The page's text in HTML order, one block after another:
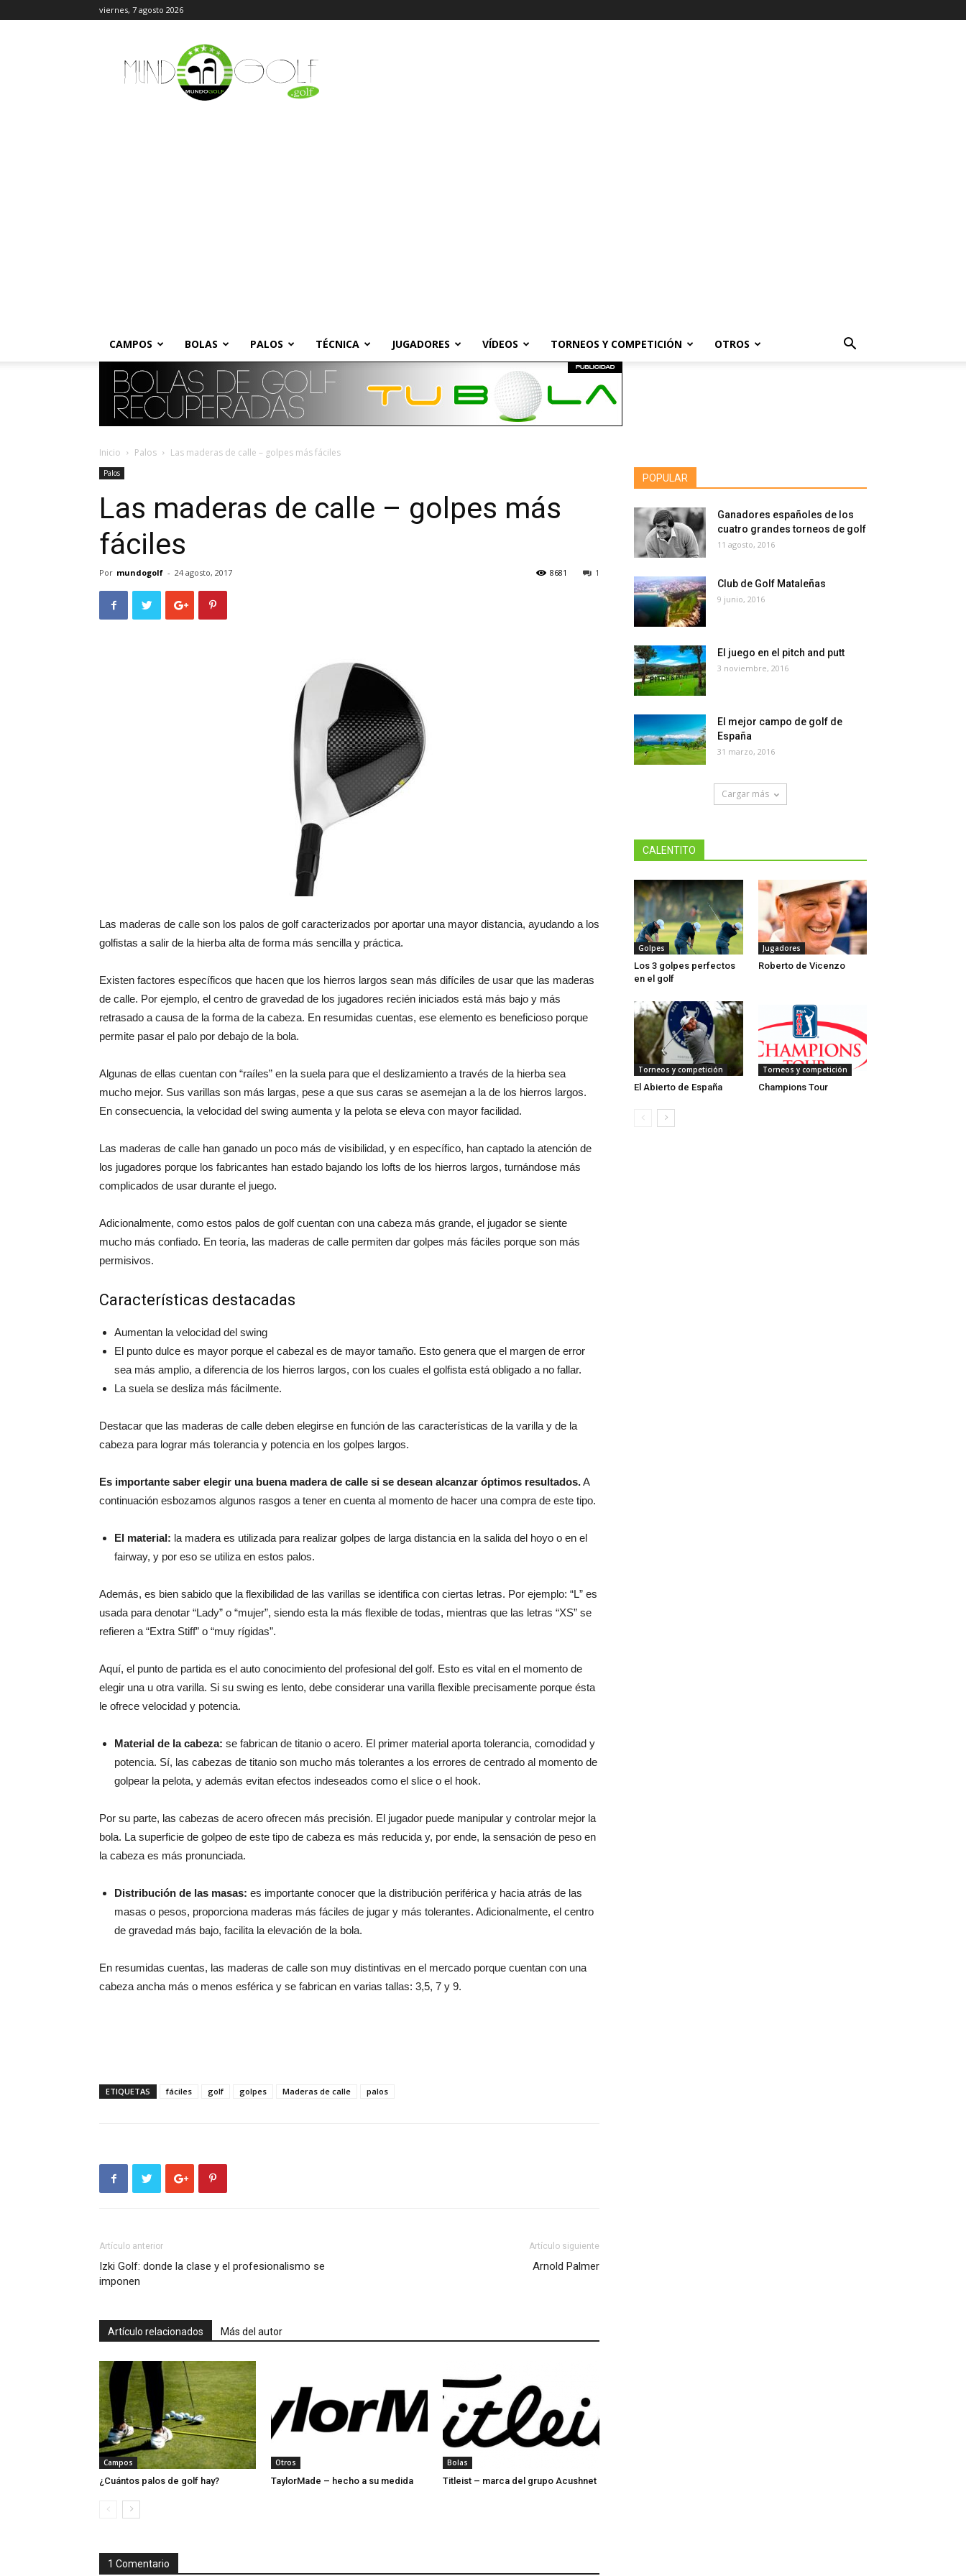
viernes, 7 agosto 2026
MundoGolf.golf
CAMPOS BOLAS PALOS TÉCNICA JUGADORES VÍDEOS TORNEOS Y COMPETICIÓN OTROS
Inicio Palos Las maderas de calle – golpes más fáciles
Palos
Las maderas de calle – golpes más
fáciles
Por mundogolf - 24 agosto, 2017 1
8681
Las maderas de calle son los palos de golf caracterizados por aportar una mayor distancia, ayudando a los
golfistas a salir de la hierba alta de forma más sencilla y práctica.
Existen factores específicos que hacen que los hierros largos sean más difíciles de usar que las maderas
de calle. Por ejemplo, el centro de gravedad de los jugadores recién iniciados está más bajo y más
retrasado a causa de la forma de la cabeza. En resumidas cuentas, ese elemento es beneficioso porque
permite pasar el palo por debajo de la bola.
Algunas de ellas cuentan con “raíles” en la suela para que el deslizamiento a través de la hierba sea
mucho mejor. Sus varillas son más largas, pese a que sus caras se asemejan a la de los hierros largos.
En consecuencia, la velocidad del swing aumenta y la pelota se eleva con mayor facilidad.
Las maderas de calle han ganado un poco más de visibilidad, y en específico, han captado la atención de
los jugadores porque los fabricantes han estado bajando los lofts de los hierros largos, turnándose más
complicados de usar durante el juego.
Adicionalmente, como estos palos de golf cuentan con una cabeza más grande, el jugador se siente
mucho más confiado. En teoría, las maderas de calle permiten dar golpes más fáciles porque son más
permisivos.
Características destacadas
Aumentan la velocidad del swing
El punto dulce es mayor porque el cabezal es de mayor tamaño. Esto genera que el margen de error
sea más amplio, a diferencia de los hierros largos, con los cuales el golfista está obligado a no fallar.
La suela se desliza más fácilmente.
Destacar que las maderas de calle deben elegirse en función de las características de la varilla y de la
cabeza para lograr más tolerancia y potencia en los golpes largos.
Es importante saber elegir una buena madera de calle si se desean alcanzar óptimos resultados.A
continuación esbozamos algunos rasgos a tener en cuenta al momento de hacer una compra de este tipo.
El material: la madera es utilizada para realizar golpes de larga distancia en la salida del hoyo o en el
fairway, y por eso se utiliza en estos palos.
Además, es bien sabido que la flexibilidad de las varillas se identifica con ciertas letras. Por ejemplo: “L” es
usada para denotar “Lady” o “mujer”, siendo esta la más flexible de todas, mientras que las letras “XS” se
refieren a “Extra Stiff” o “muy rígidas”.
Aquí, el punto de partida es el auto conocimiento del profesional del golf. Esto es vital en el momento de
elegir una u otra varilla. Si su swing es lento, debe considerar una varilla flexible precisamente porque ésta
le ofrece velocidad y potencia.
Material de la cabeza: se fabrican de titanio o acero. El primer material aporta tolerancia, comodidad y
potencia. Sí, las cabezas de titanio son mucho más tolerantes a los errores de centrado al momento de
golpear la pelota, y además evitan efectos indeseados como el slice o el hook.
Por su parte, las cabezas de acero ofrecen más precisión. El jugador puede manipular y controlar mejor la
bola. La superficie de golpeo de este tipo de cabeza es más reducida y, por ende, la sensación de peso en
la cabeza es más pronunciada.
Distribución de las masas: es importante conocer que la distribución periférica y hacia atrás de las
masas o pesos, proporciona maderas más fáciles de jugar y más tolerantes. Adicionalmente, el centro
de gravedad más bajo, facilita la elevación de la bola.
En resumidas cuentas, las maderas de calle son muy distintivas en el mercado porque cuentan con una
cabeza ancha más o menos esférica y se fabrican en varias tallas: 3,5, 7 y 9.
ETIQUETAS fáciles golf golpes Maderas de calle palos
Artículo anterior
Izki Golf: donde la clase y el profesionalismo se
imponen
Artículo siguiente
Arnold Palmer
Artículo relacionados Más del autor
Campos
¿Cuántos palos de golf hay?
Otros
TaylorMade – hecho a su medida
Bolas
Titleist – marca del grupo Acushnet
1 Comentario
POPULAR
Ganadores españoles de los
cuatro grandes torneos de golf
11 agosto, 2016
Club de Golf Mataleñas
9 junio, 2016
El juego en el pitch and putt
3 noviembre, 2016
El mejor campo de golf de
España
31 marzo, 2016
Cargar más
CALENTITO
Golpes
Los 3 golpes perfectos
en el golf
Jugadores
Roberto de Vicenzo
Torneos y competición
El Abierto de España
Torneos y competición
Champions Tour